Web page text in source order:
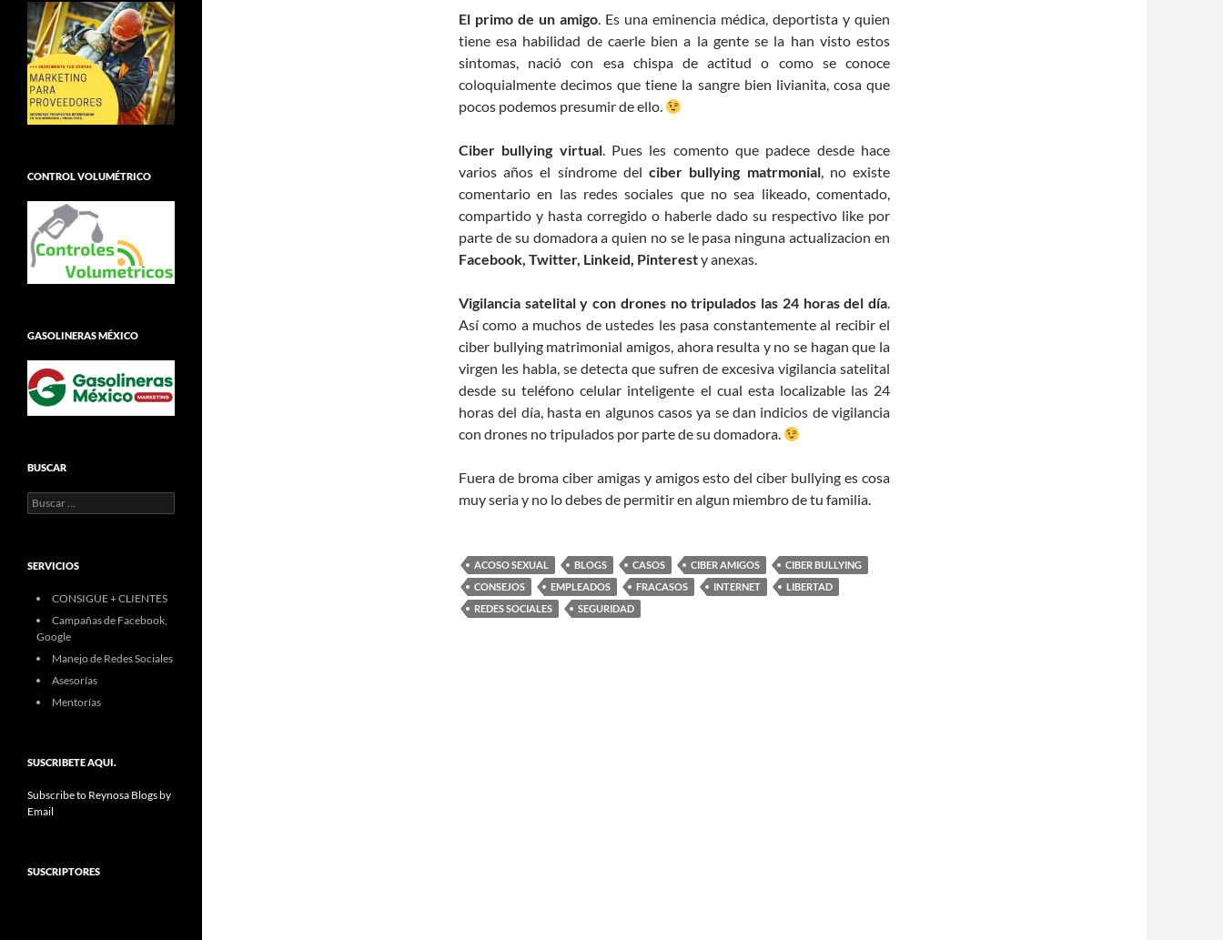
El primo de un amigo. Es una eminencia médica, deportista y quien
tiene esa habilidad de caerle bien a la gente se la han visto estos
sintomas, nació con esa chispa de actitud o como se conoce
coloquialmente decimos que tiene la sangre bien livianita, cosa que
pocos podemos presumir de ello.
Ciber bullying virtual. Pues les comento que padece desde hace
varios años el síndrome delciber bullying matrmonial, no existe
comentario en las redes sociales que no sea likeado, comentado,
compartido y hasta corregido o haberle dado su respectivo like por
parte de su domadora a quien no se le pasa ninguna actualizacion en
Facebook, Twitter, Linkeid, Pinteresty anexas.
Vigilancia satelital y con drones no tripulados las 24 horas del día.
Así como a muchos de ustedes les pasa constantemente al recibir el
ciber bullying matrimonial amigos, ahora resulta y no se hagan que la
virgen les habla, se detecta que sufren de excesiva vigilancia satelital
desde su teléfono celular inteligente el cual esta localizable las 24
horas del día, hasta en algunos casos ya se dan indicios de vigilancia
con drones no tripulados por parte de su domadora.
Fuera de broma ciber amigas y amigos esto del ciber bullying es cosa
muy seria y no lo debes de permitir en algun miembro de tu familia.
ACOSO SEXUAL BLOGS CASOS CIBER AMIGOS
CIBER BULLYING
CONSEJOS
EMPLEADOS FRACASOS INTERNET
LIBERTAD
REDES SOCIALES
SEGURIDAD
CONTROL VOLUMÉTRICO
GASOLINERAS MÉXICO
BUSCAR
Buscar:
SERVICIOS
CONSIGUE + CLIENTES
Campañas de Facebook,
Google
Manejo de Redes Sociales
Asesorías
Mentorías
SUSCRIBETE AQUI.
Subscribe to Reynosa Blogs by
Email
SUSCRIPTORES